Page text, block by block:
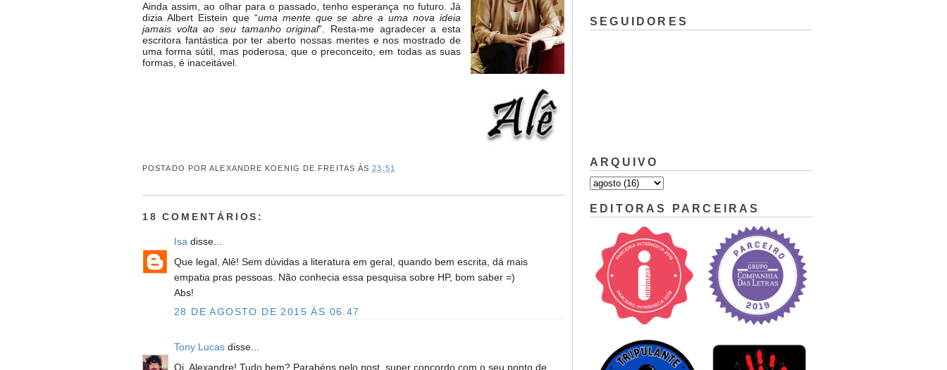
Ainda assim, ao olhar para o passado, tenho esperança no futuro. Já
dizia Albert Eistein que “uma mente que se abre a uma nova ideia
jamais volta ao seu tamanho original”. Resta-me agradecer a esta
escritora fantástica por ter aberto nossas mentes e nos mostrado de
uma forma sútil, mas poderosa, que o preconceito, em todas as suas
formas, é inaceitável.
POSTADO PORALEXANDRE KOENIG DE FREITAS ÀS23:51
18 COMENTÁRIOS:
Isa disse...
Que legal, Alê! Sem dúvidas a literatura em geral, quando bem escrita, dá mais
empatia pras pessoas. Não conhecia essa pesquisa sobre HP, bom saber =)
Abs!
28 DE AGOSTO DE 2015 ÀS 06:47
Tony Lucas disse...
Oi, Alexandre! Tudo bem? Parabéns pelo post, super concordo com o seu ponto de
SEGUIDORES
ARQUIVO
EDITORAS PARCEIRAS